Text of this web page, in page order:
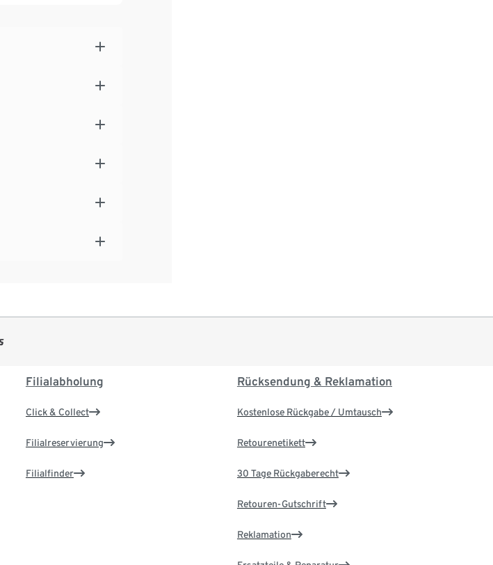
Filialabholung
Click & Collect
Filialreservierung
Filialfinder
Rücksendung & Reklamation
Kostenlose Rückgabe / Umtausch
Retourenetikett
30 Tage Rückgaberecht
Retouren-Gutschrift
Reklamation